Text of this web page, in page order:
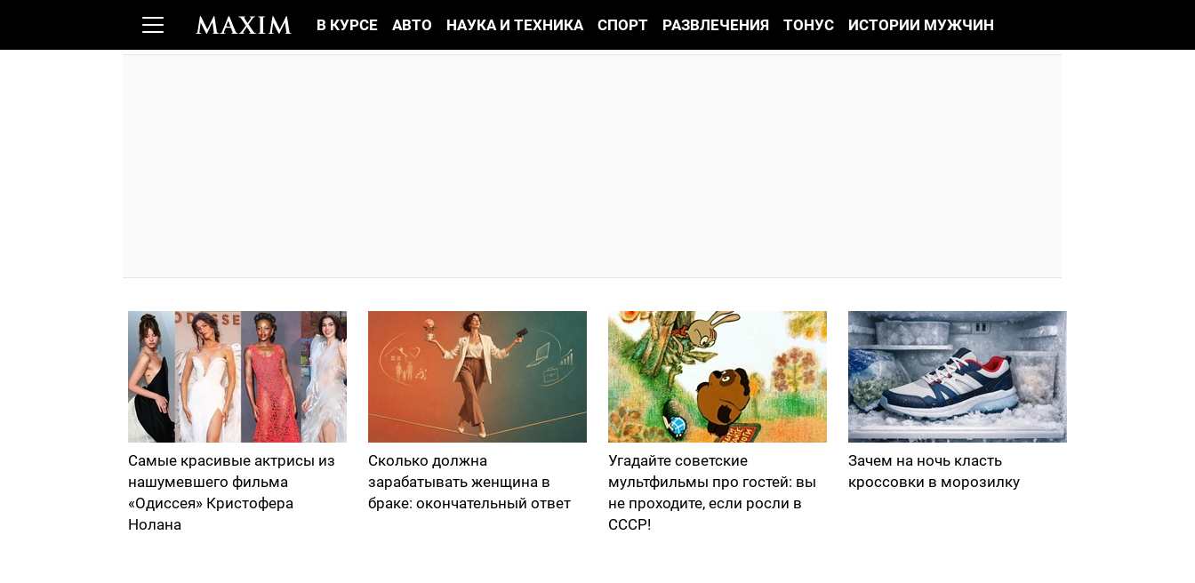
В КУРСЕ АВТО НАУКА И ТЕХНИКА СПОРТ РАЗВЛЕЧЕНИЯ ТОНУС ИСТОРИИ МУЖЧИН
Самые красивые актрисы из
нашумевшего фильма
«Одиссея» Кристофера
Нолана
Сколько должна
зарабатывать женщина в
браке: окончательный ответ
Угадайте советские
мультфильмы про гостей: вы
не проходите, если росли в
СССР!
Зачем на ночь класть
кроссовки в морозилку